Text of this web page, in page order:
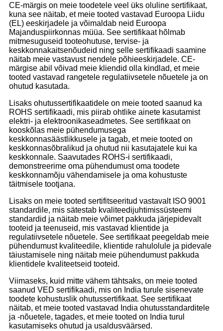
CE-märgis on meie toodetele veel üks oluline sertifikaat,
kuna see näitab, et meie tooted vastavad Euroopa Liidu
(EL) eeskirjadele ja võimaldab neid Euroopa
Majanduspiirkonnas müüa. See sertifikaat hõlmab
mitmesuguseid tooteohutuse, tervise- ja
keskkonnakaitsenõudeid ning selle sertifikaadi saamine
näitab meie vastavust nendele põhieeskirjadele. CE-
märgise abil võivad meie kliendid olla kindlad, et meie
tooted vastavad rangetele regulatiivsetele nõuetele ja on
ohutud kasutada.
Lisaks ohutussertifikaatidele on meie tooted saanud ka
ROHS sertifikaadi, mis piirab ohtlike ainete kasutamist
elektri- ja elektroonikaseadmetes. See sertifikaat on
kooskõlas meie pühendumusega
keskkonnasäästlikkusele ja tagab, et meie tooted on
keskkonnasõbralikud ja ohutud nii kasutajatele kui ka
keskkonnale. Saavutades ROHS-i sertifikaadi,
demonstreerime oma pühendumust oma toodete
keskkonnamõju vähendamisele ja oma kohustuste
täitmisele tootjana.
Lisaks on meie tooted sertifitseeritud vastavalt ISO 9001
standardile, mis sätestab kvaliteedijuhtimissüsteemi
standardid ja näitab meie võimet pakkuda järjepidevalt
tooteid ja teenuseid, mis vastavad klientide ja
regulatiivsetele nõuetele. See sertifikaat peegeldab meie
pühendumust kvaliteedile, klientide rahulolule ja pidevale
täiustamisele ning näitab meie pühendumust pakkuda
klientidele kvaliteetseid tooteid.
Viimaseks, kuid mitte vähem tähtsaks, on meie tooted
saanud VED sertifikaadi, mis on India turule sisenevate
toodete kohustuslik ohutussertifikaat. See sertifikaat
näitab, et meie tooted vastavad India ohutusstandarditele
ja -nõuetele, tagades, et meie tooted on India turul
kasutamiseks ohutud ja usaldusväärsed.